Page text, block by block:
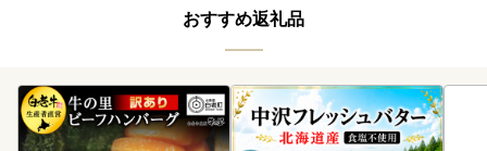
おすすめ返礼品